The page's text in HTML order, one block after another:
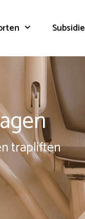
Subsidie
trapliften